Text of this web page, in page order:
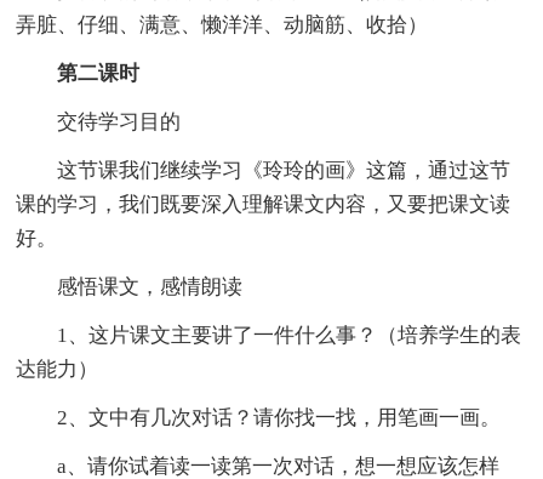
弄脏、仔细、满意、懒洋洋、动脑筋、收拾）
第二课时
交待学习目的
这节课我们继续学习《玲玲的画》这篇，通过这节
课的学习，我们既要深入理解课文内容，又要把课文读
好。
感悟课文，感情朗读
1、这片课文主要讲了一件什么事？（培养学生的表
达能力）
2、文中有几次对话？请你找一找，用笔画一画。
a、请你试着读一读第一次对话，想一想应该怎样